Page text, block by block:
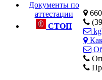
Документы по
аттестации
СТОП